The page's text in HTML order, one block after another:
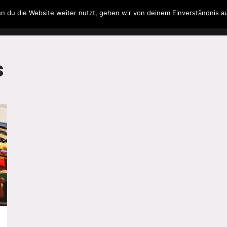
Filme & Serien Musik Spielzeug Literatur
du die Website weiter nutzt, gehen wir von deinem Einverständnis